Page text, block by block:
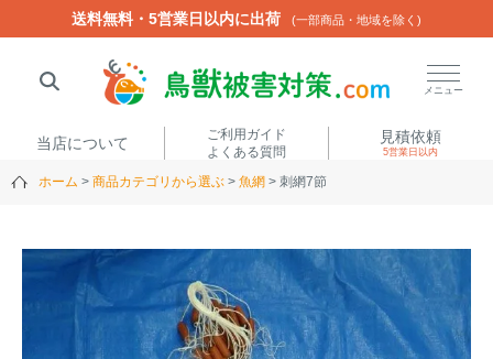
送料無料・5営業日以内に出荷 (一部商品・地域を除く)
メニュー
当店について
ご利用ガイド
よくある質問
見積依頼
5営業日以内
ホーム 商品カテゴリから選ぶ 魚網 刺網7節
送料無料・5営業日以内に出荷 (一部商品・地域を除く)
閉じる
楽落くんハイトシェルター侵入禁刺イノシッシ
いのししくん
TREL4G-Rアニマルネット2300
アニマルセンサー